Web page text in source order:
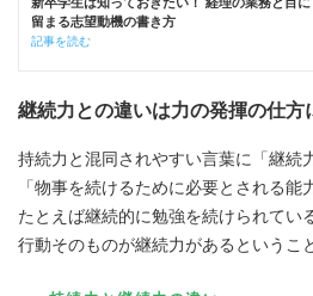
留まる志望動機の書き方
記事を読む
継続力との違いは力の発揮の仕方
持続力と混同されやすい言葉に「継続
「物事を続けるために必要とされる能
たとえば継続的に勉強を続けられてい
行動そのものが継続力があるというこ